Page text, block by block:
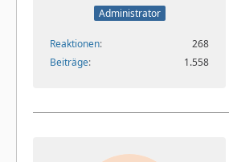
Administrator
Reaktionen
268
Beiträge
1.558